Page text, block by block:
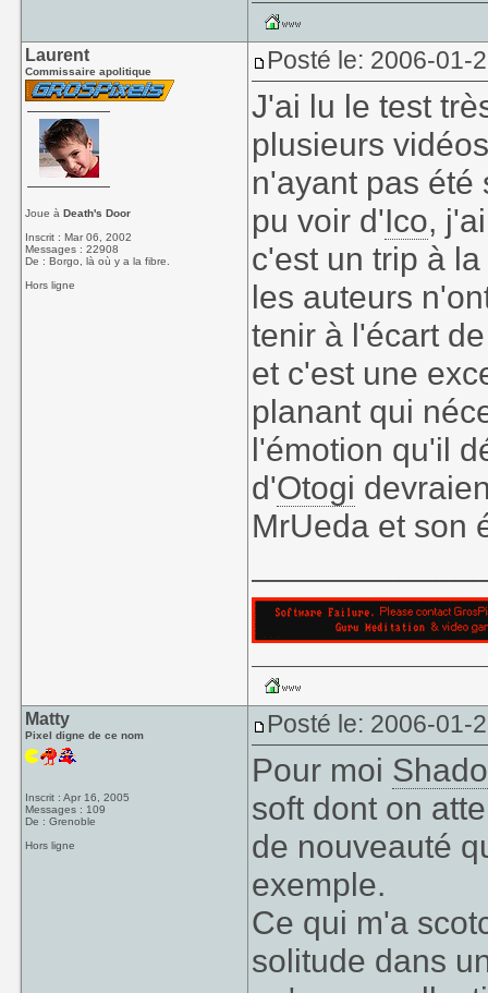
Laurent
Commissaire apolitique
Joue àDeath's Door
Inscrit : Mar 06, 2002
Messages : 22908
De : Borgo, là où y a la fibre.
Hors ligne
Posté le: 2006-01-
J'ai lu le test
plusieurs
n'ayant pas été
pu voir d'Ico,
c'est un trip à
les auteurs
tenir à l'écart
et c'est une
planant qui
l'émotion qu'il
d'Otogi
MrUeda et son
Matty
Pixel digne de ce nom
Inscrit : Apr 16, 2005
Messages : 109
De : Grenoble
Hors ligne
Posté le: 2006-01-
Pour moi
soft dont on
de nouveauté
exemple.
Ce qui m'a
solitude dans